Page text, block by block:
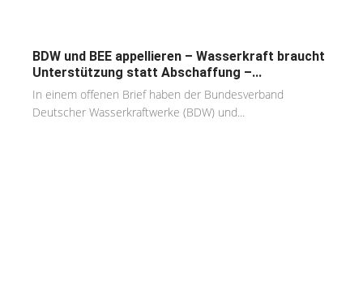
BDW und BEE appellieren – Wasserkraft braucht
Unterstützung statt Abschaffung –...
In einem offenen Brief haben der Bundesverband
Deutscher Wasserkraftwerke (BDW) und...